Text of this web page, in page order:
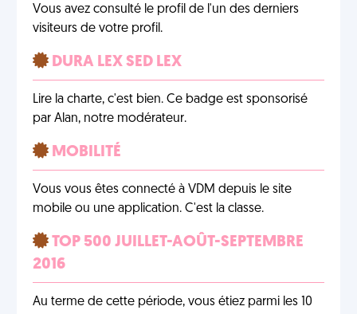
Vous avez consulté le profil de l'un des derniers
visiteurs de votre profil.
DURA LEX SED LEX
Lire la charte, c'est bien. Ce badge est sponsorisé
par Alan, notre modérateur.
MOBILITÉ
Vous vous êtes connecté à VDM depuis le site
mobile ou une application. C'est la classe.
TOP 500 JUILLET-AOÛT-SEPTEMBRE
2016
Au terme de cette période, vous étiez parmi les 10